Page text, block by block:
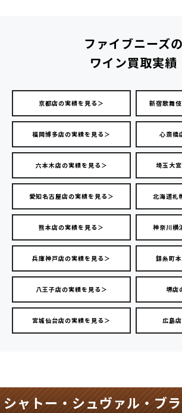
ファイブニーズの
ワイン買取実績
京都店の実績を見る＞ 新宿歌舞
福岡博多店の実績を見る＞ 心斎橋
六本木店の実績を見る＞ 埼玉大
愛知名古屋店の実績を見る＞ 北海道札
熊本店の実績を見る＞ 神奈川横
兵庫神戸店の実績を見る＞ 錦糸町
八王子店の実績を見る＞ 堺店
宮城仙台店の実績を見る＞ 広島
シャトー・シュヴァル・ブ